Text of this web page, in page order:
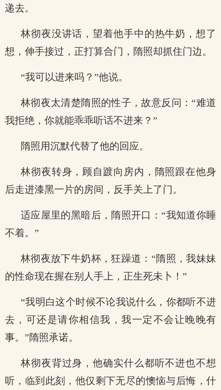
递去。
林彻夜没讲话，望着他手中的热牛奶，想了
想，伸手接过，正打算合门，隋照却抓住门边。
“我可以进来吗？”他说。
林彻夜太清楚隋照的性子，故意反问：“难道
我拒绝，你就能乖乖听话不进来？”
隋照用沉默代替了他的回应。
林彻夜转身，顾自踱向房内，隋照跟在他身
后走进漆黑一片的房间，反手关上了门。
适应屋里的黑暗后，隋照开口：“我知道你睡
不着。”
林彻夜放下牛奶杯，狂躁道：“隋照，我妹妹
的性命现在握在别人手上，正生死未卜！”
“我明白这个时候不论我说什么，你都听不进
去，可还是请你相信我，我一定不会让晚晚有
事。”隋照承诺。
林彻夜背过身，他确实什么都听不进也不想
听，临到此刻，他仅剩下无尽的懊恼与后悔，什